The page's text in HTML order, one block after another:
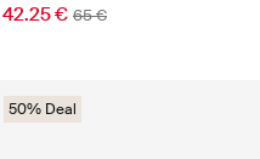
42.25 € 65 €
50% Deal